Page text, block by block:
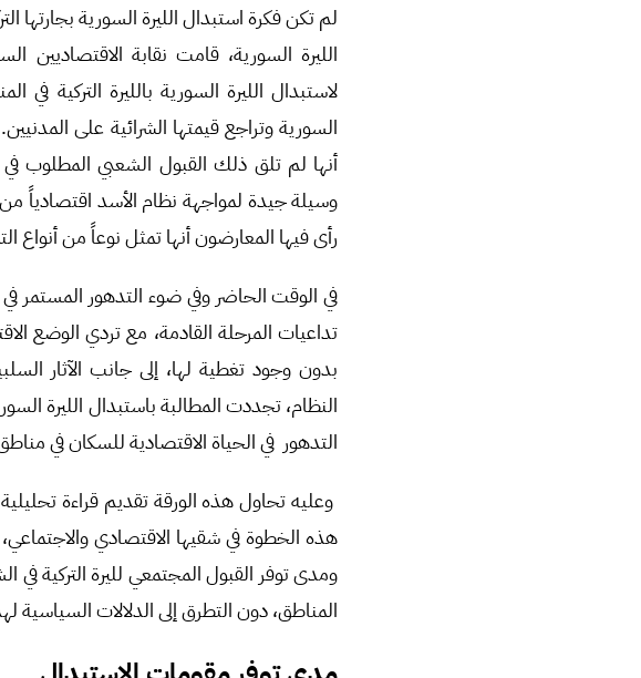
الليرة السورية، قامت نقابة الاقتصاديين
لاستبدال الليرة السورية بالليرة التركية
السورية وتراجع قيمتها الشرائية على
أنها لم تلق ذلك القبول الشعبي المطلوب
وسيلة جيدة لمواجهة نظام الأسد
رأى فيها المعارضون أنها تمثل نوعاً من أنواع
في الوقت الحاضر وفي ضوء التدهور
تداعيات المرحلة القادمة، مع تردي الوضع
بدون وجود تغطية لها، إلى جانب الآثار
النظام، تجددت المطالبة باستبدال الليرة
التدهور في الحياة الاقتصادية للسكان في
وعليه تحاول هذه الورقة تقديم قراءة
هذه الخطوة في شقيها الاقتصادي
ومدى توفر القبول المجتمعي لليرة التركية
المناطق، دون التطرق إلى الدلالات السياسية